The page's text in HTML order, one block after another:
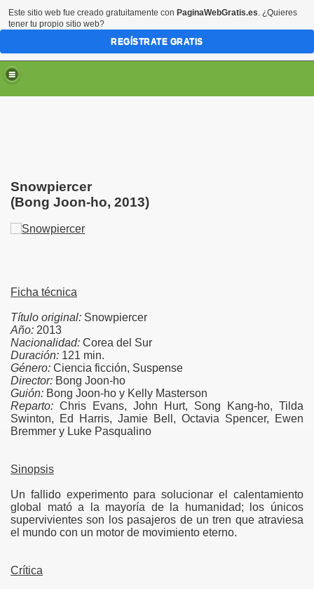
Snowpiercer
(Bong Joon-ho, 2013)
Ficha técnica
Título original: Snowpiercer
Año: 2013
Nacionalidad: Corea del Sur
Duración: 121 min.
Género: Ciencia ficción, Suspense
Director: Bong Joon-ho
Guión: Bong Joon-ho y Kelly Masterson
Reparto: Chris Evans, John Hurt, Song Kang-ho, Tilda
Swinton, Ed Harris, Jamie Bell, Octavia Spencer, Ewen
Bremmer y Luke Pasqualino
Sinopsis
Un fallido experimento para solucionar el calentamiento
global mató a la mayoría de la humanidad; los únicos
supervivientes son los pasajeros de un tren que atraviesa
el mundo con un motor de movimiento eterno.
Crítica
Este sitio web fue creado gratuitamente con PaginaWebGratis.es. ¿Quieres
tener tu propio sitio web?
REGÍSTRATE GRATIS